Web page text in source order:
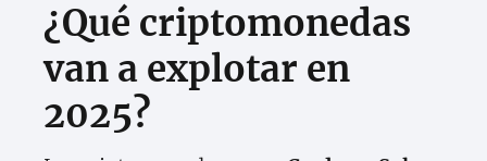
¿Qué criptomonedas
van a explotar en
2025?